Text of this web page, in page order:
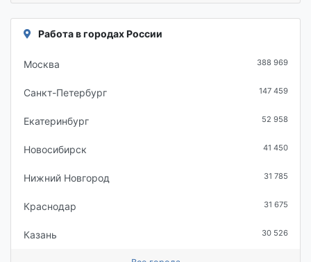
Работа в городах России
Москва 388 969
Санкт-Петербург 147 459
Екатеринбург 52 958
Новосибирск 41 450
Нижний Новгород 31 785
Краснодар 31 675
Казань 30 526